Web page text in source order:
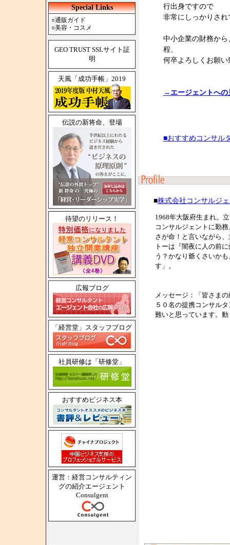
Special Links
○通販ガイド
○美容・コスメ
GEO TRUST SSLサイト証
明
天風「成功手帳」2019
伝説の新将命、登場
待望のリリース！
広報ブログ
「経営堂」スタッフブログ
社員研修は「研修堂」
おすすめビジネス本
運営：経営コンサルティン
グの紹介エージェント
Consulgent
行出身ですので
非常にしっかりされ
中小企業の財務か
程、
何卒よろしくお願い
→エージェントへの
■おすすめコンサル
■株式会社コンサルジ
1968年大阪府生まれ。
コンサルジェントに勤
さが命！と言いながら
トーは『闇夜に人の前
う？かなり爺くさいか
す」。
メッセージ：「皆さま
５０名の提携コンサル
難いと思っています。